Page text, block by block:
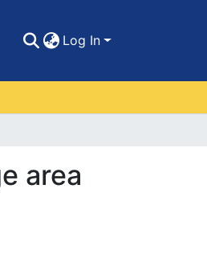
Log In
area